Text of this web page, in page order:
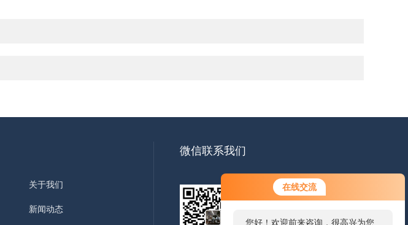
在线交流
您好！欢迎前来咨询，很高兴为您
关于我们
新闻动态
微信联系我们